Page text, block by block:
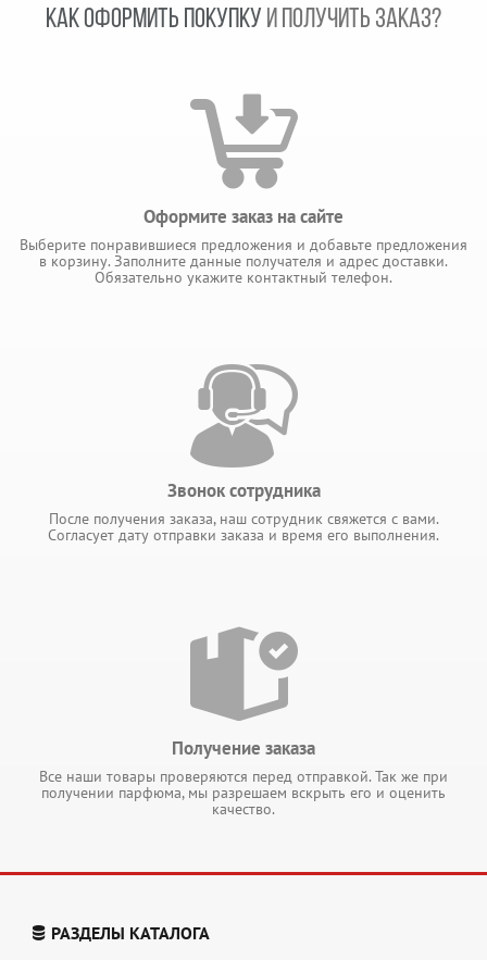
КАК ОФОРМИТЬ ПОКУПКУ И ПОЛУЧИТЬ ЗАКАЗ?
Оформите заказ на сайте
Выберите понравившиеся предложения и добавьте предложения
в корзину. Заполните данные получателя и адрес доставки.
Обязательно укажите контактный телефон.
Звонок сотрудника
После получения заказа, наш сотрудник свяжется с вами.
Согласует дату отправки заказа и время его выполнения.
Получение заказа
Все наши товары проверяются перед отправкой. Так же при
получении парфюма, мы разрешаем вскрыть его и оценить
качество.
РАЗДЕЛЫ КАТАЛОГА